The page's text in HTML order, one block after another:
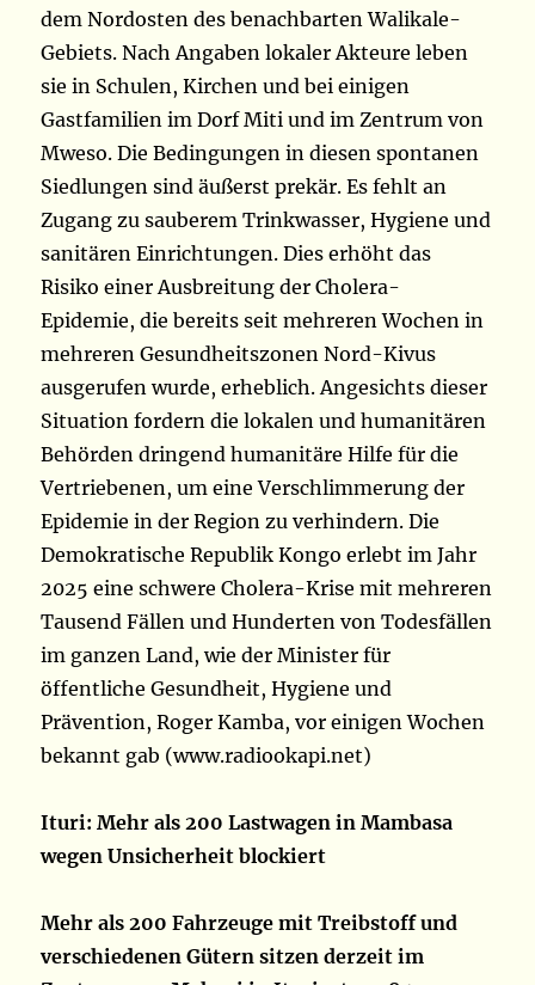
dem Nordosten des benachbarten Walikale-
Gebiets. Nach Angaben lokaler Akteure leben
sie in Schulen, Kirchen und bei einigen
Gastfamilien im Dorf Miti und im Zentrum von
Mweso. Die Bedingungen in diesen spontanen
Siedlungen sind äußerst prekär. Es fehlt an
Zugang zu sauberem Trinkwasser, Hygiene und
sanitären Einrichtungen. Dies erhöht das
Risiko einer Ausbreitung der Cholera-
Epidemie, die bereits seit mehreren Wochen in
mehreren Gesundheitszonen Nord-Kivus
ausgerufen wurde, erheblich. Angesichts dieser
Situation fordern die lokalen und humanitären
Behörden dringend humanitäre Hilfe für die
Vertriebenen, um eine Verschlimmerung der
Epidemie in der Region zu verhindern. Die
Demokratische Republik Kongo erlebt im Jahr
2025 eine schwere Cholera-Krise mit mehreren
Tausend Fällen und Hunderten von Todesfällen
im ganzen Land, wie der Minister für
öffentliche Gesundheit, Hygiene und
Prävention, Roger Kamba, vor einigen Wochen
bekannt gab (www.radiookapi.net)
Ituri: Mehr als 200 Lastwagen in Mambasa
wegen Unsicherheit blockiert
Mehr als 200 Fahrzeuge mit Treibstoff und
verschiedenen Gütern sitzen derzeit im